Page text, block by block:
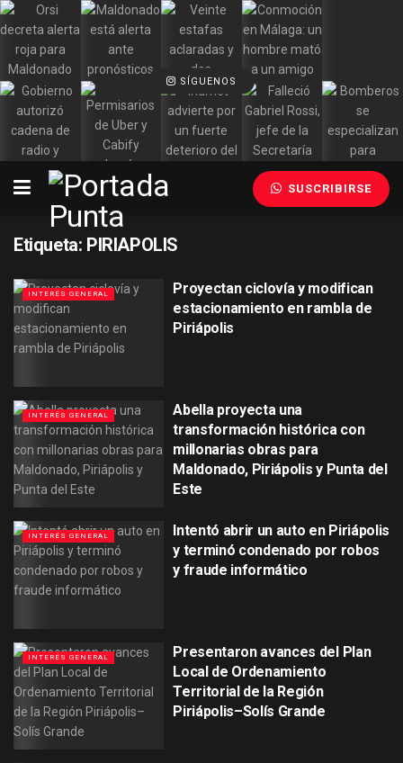
SÍGUENOS
SUSCRIBIRSE
Etiqueta: PIRIAPOLIS
INTERÉS GENERAL
Proyectan ciclovía y modifican
estacionamiento en rambla de
Piriápolis
INTERÉS GENERAL
Abella proyecta una
transformación histórica con
millonarias obras para
Maldonado, Piriápolis y Punta del
Este
INTERÉS GENERAL
Intentó abrir un auto en Piriápolis
y terminó condenado por robos
y fraude informático
INTERÉS GENERAL
Presentaron avances del Plan
Local de Ordenamiento
Territorial de la Región
Piriápolis–Solís Grande